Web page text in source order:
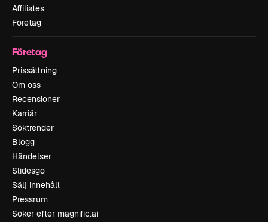
Affiliates
Företag
Företag
Prissättning
Om oss
Recensioner
Karriär
Söktrender
Blogg
Händelser
Slidesgo
Sälj innehåll
Pressrum
Söker efter magnific.ai